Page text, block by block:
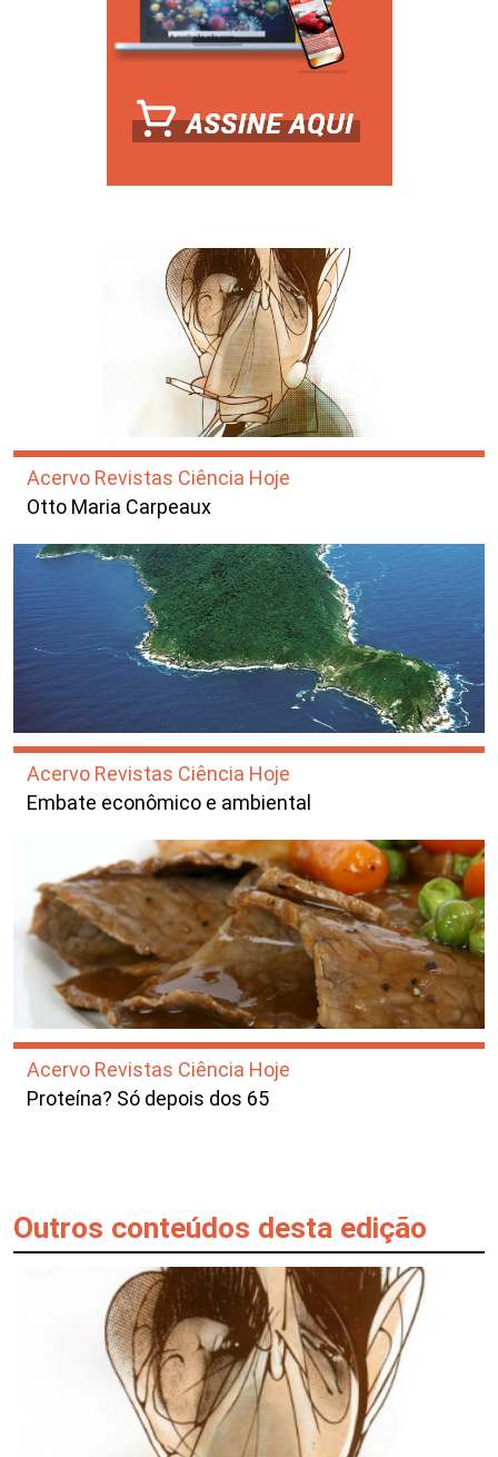
Acervo Revistas Ciência Hoje
Otto Maria Carpeaux
Acervo Revistas Ciência Hoje
Embate econômico e ambiental
Acervo Revistas Ciência Hoje
Proteína? Só depois dos 65
Outros conteúdos desta edição